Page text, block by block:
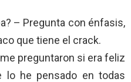
– Pregunta con énfasis,
que tiene el crack.
preguntaron si era feliz
lo he pensado en todas